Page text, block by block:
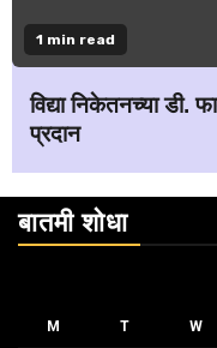
1 min read
विद्या निकेतनच्या डी.
प्रदान
बातमी शोधा
M T W